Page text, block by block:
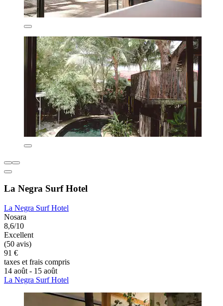
La Negra Surf Hotel
La Negra Surf Hotel
Nosara
8,6/10
Excellent
(50 avis)
91 €
taxes et frais compris
14 août - 15 août
La Negra Surf Hotel